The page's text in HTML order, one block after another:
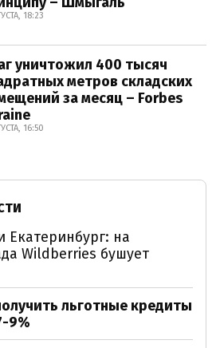
18:23
уничтожил 400 тысяч
метров складских
за месяц – Forbes
16:50
на
Wildberries бушует
льготные кредиты
9%